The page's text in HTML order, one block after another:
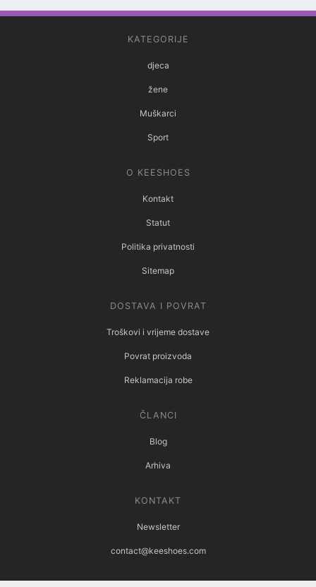
KATEGORIJE
djeca
žene
Muškarci
Sport
O KEESHOES
Kontakt
Statut
Politika privatnosti
Sitemap
DOSTAVA I POVRAT
Troškovi i vrijeme dostave
Povrat proizvoda
Reklamacija robe
ČLANCI
Blog
Arhiva
KONTAKT
Newsletter
contact@keeshoes.com